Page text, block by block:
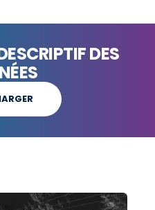
DES